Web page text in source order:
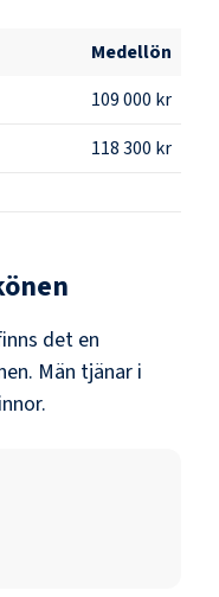
Medellön
109 000 kr
118 300 kr
det en
Män tjänar i
.